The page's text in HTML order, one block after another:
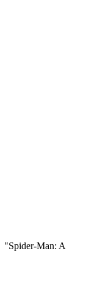
"Spider-Man: A